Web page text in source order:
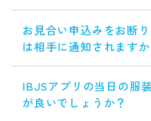
お見合い申込みをお断
は相手に通知されますか
IBJSアプリの当日の服
が良いでしょうか？